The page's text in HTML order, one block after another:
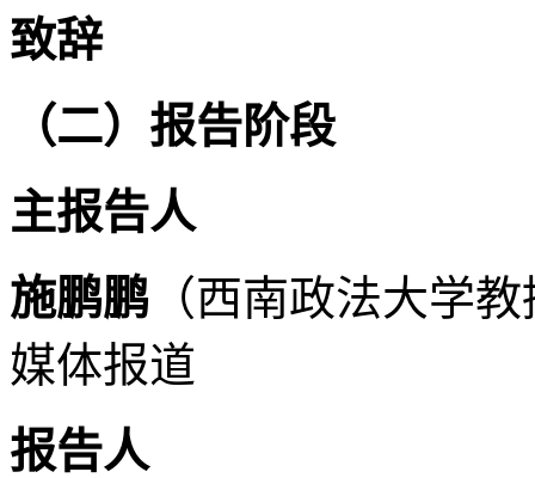
致辞
（二）报告阶段
主报告人
施鹏鹏 （西南政法大学
媒体报道
报告人